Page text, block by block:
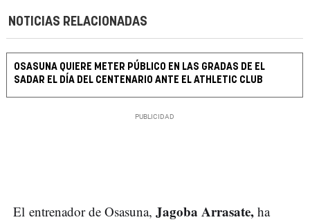
NOTICIAS RELACIONADAS
OSASUNA QUIERE METER PÚBLICO EN LAS GRADAS DE EL
SADAR EL DÍA DEL CENTENARIO ANTE EL ATHLETIC CLUB
El entrenador de Osasuna, Jagoba Arrasate, ha